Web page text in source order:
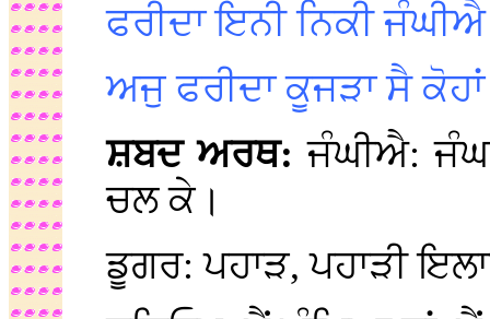
ਫਰੀਦਾ ਇਨੀ ਨਿਕੀ
ਅਜੁ ਫਰੀਦਾ ਕੂਜੜਾ ਸੈ
ਸ਼ਬਦ ਅਰਥ:ਜੰਘੀਐ:
ਚਲ ਕੇ।
ਡੂਗਰ: ਪਹਾੜ, ਪਹਾੜੀ